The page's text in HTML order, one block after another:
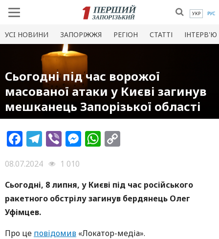
УКР РУС
УСI НОВИНИ ЗАПОРІЖЖЯ РЕГІОН СТАТТІ ІНТЕРВ'Ю
Сьогодні під час ворожої
масованої атаки у Києві загинув
мешканець Запорізької області
Facebook
Telegram
ViberMessenger
WhatsApp
08.07.2024
1 010
Сьогодні, 8 липня, у Києві під час російського
ракетного обстрілу загинув бердянець Олег
Уфімцев.
Про це повідомив «Локатор-медіа».